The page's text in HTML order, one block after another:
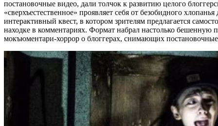
постановочные видео, дали толчок к развитию целого
«сверхъестественное» проявляет себя от безобидного
интерактивный квест, в котором зрителям предлагается
находке в комментариях. Формат набрал настолько
мокъюментари-хоррор о блоггерах, снимающих